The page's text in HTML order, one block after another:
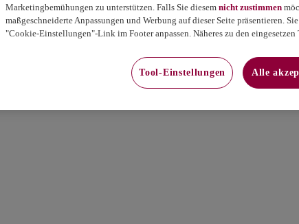
Marketingbemühungen zu unterstützen. Falls Sie diesem nicht zustimmen
maßgeschneiderte Anpassungen und Werbung auf dieser Seite präsentieren.
"Cookie-Einstellungen"-Link im Footer anpassen. Näheres zu den eingesetzen
Tool-Einstellungen Alle